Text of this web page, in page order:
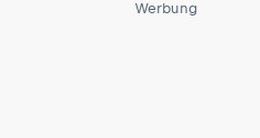
Werbung